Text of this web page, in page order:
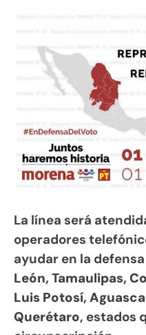
La línea será
operadores
ayudar en la
León, Tamaulipas,
Luis Potosí,
Querétaro, estados